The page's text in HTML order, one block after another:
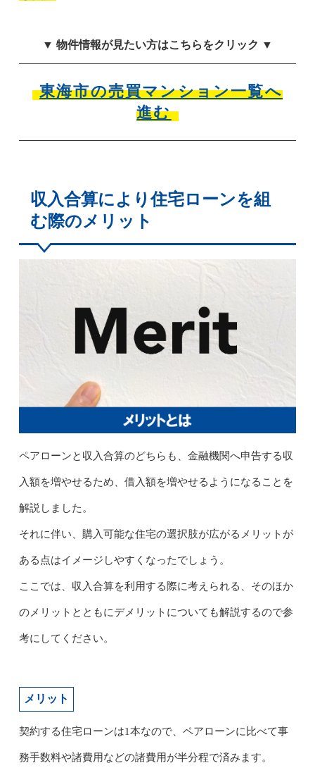
▼ 物件情報が見たい方はこちらをクリック ▼
東海市の売買マンション一覧へ
進む
収入合算により住宅ローンを組
む際のメリット
ペアローンと収入合算のどちらも、金融機関へ申告する収
入額を増やせるため、借入額を増やせるようになることを
解説しました。
それに伴い、購入可能な住宅の選択肢が広がるメリットが
ある点はイメージしやすくなったでしょう。
ここでは、収入合算を利用する際に考えられる、そのほか
のメリットとともにデメリットについても解説するので参
考にしてください。
メリット
契約する住宅ローンは1本なので、ペアローンに比べて事
務手数料や諸費用などの諸費用が半分程で済みます。